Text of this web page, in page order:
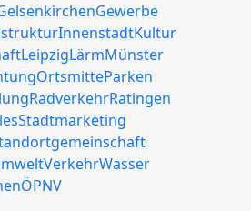
Gewerbe
InnenstadtKultur
LeipzigLärmMünster
OrtsmitteParken
RadverkehrRatingen
Stadtmarketing
VerkehrWasser
ÖPNV